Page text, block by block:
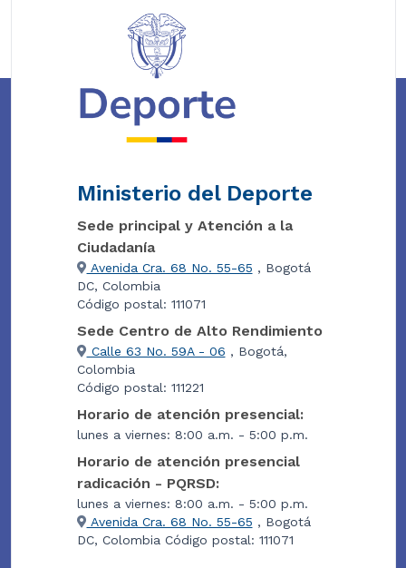
Ministerio del Deporte
Sede principal y Atención a la
Ciudadanía
Avenida Cra. 68 No. 55-65 , Bogotá
DC, Colombia
Código postal: 111071
Sede Centro de Alto Rendimiento
Calle 63 No. 59A - 06 , Bogotá,
Colombia
Código postal: 111221
Horario de atención presencial:
lunes a viernes: 8:00 a.m. - 5:00 p.m.
Horario de atención presencial
radicación - PQRSD:
lunes a viernes: 8:00 a.m. - 5:00 p.m.
Avenida Cra. 68 No. 55-65 , Bogotá
DC, Colombia Código postal: 111071